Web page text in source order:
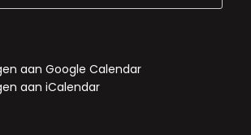
aan Google Calendar
aan iCalendar